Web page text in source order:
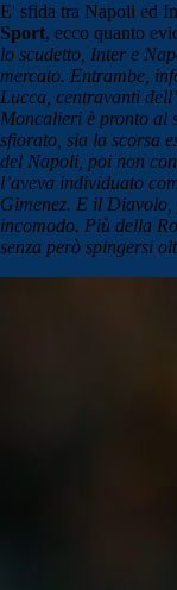
E' sfida tra Napoli ed
Sport, ecco quanto
lo scudetto, Inter e
mercato. Entrambe,
Lucca, centravanti
Moncalieri è pronto al
sfiorato, sia la scorsa
del Napoli, poi non
l’aveva individuato
Gimenez. E il
incomodo. Più della
senza però spingersi